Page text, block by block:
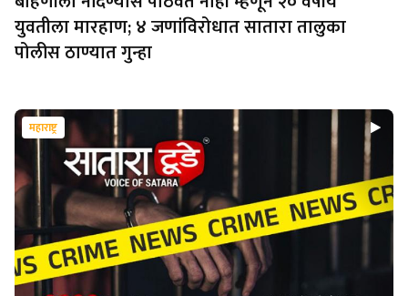
युवतीला मारहाण; ४ जणांविरोधात सातारा तालुका
पोलीस ठाण्यात गुन्हा
महाराष्ट्र